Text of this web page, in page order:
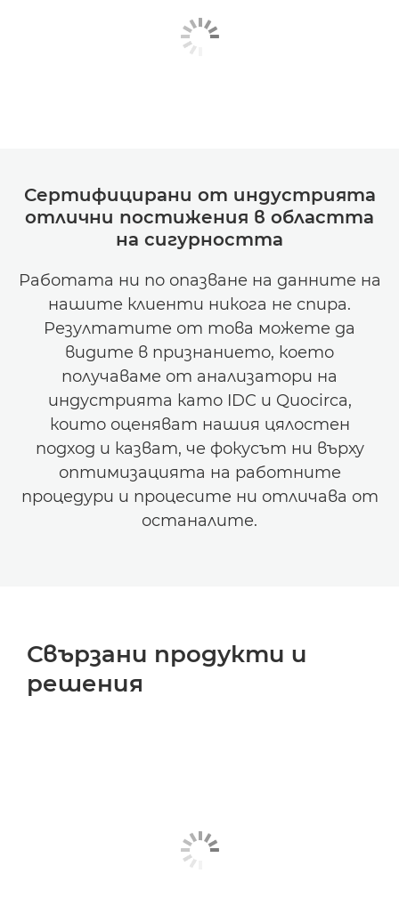
Сертифицирани от индустрията
отлични постижения в областта
на сигурността
Работата ни по опазване на данните на
нашите клиенти никога не спира.
Резултатите от това можете да
видите в признанието, което
получаваме от анализатори на
индустрията като IDC и Quocirca,
които оценяват нашия цялостен
подход и казват, че фокусът ни върху
оптимизацията на работните
процедури и процесите ни отличава от
останалите.
Свързани продукти и
решения